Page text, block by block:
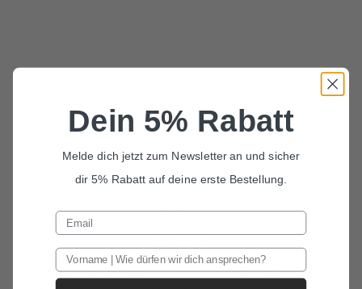
Taillengürtel
Frauen aufgepasst! Auch Eure Garderobe haben wir nicht ganz
vergessen. Unsere Taillengürtel stimmen Dein Outfit auf das
Dein 5% Rabatt
Melde dich jetzt zum Newsletter an und sicher
dir 5% Rabatt auf deine erste Bestellung.